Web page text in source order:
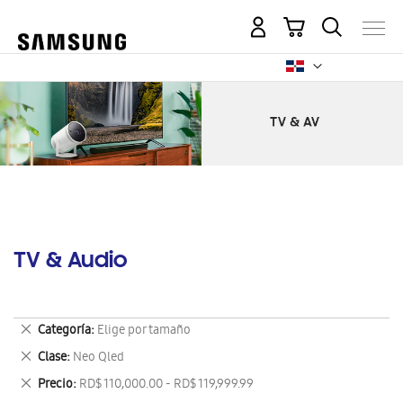
Mi carrito
TV & Audio
Categoría Elige por tamaño
Eliminar
este
artículo
Clase Neo Qled
Eliminar
este
artículo
Precio RD$ 110,000.00 - RD$ 119,999.99
Eliminar